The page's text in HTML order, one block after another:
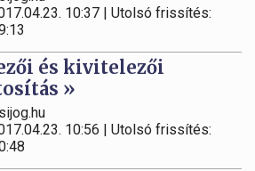
10:37 | Utolsó frissítés:
és kivitelezői
»
10:56 | Utolsó frissítés: